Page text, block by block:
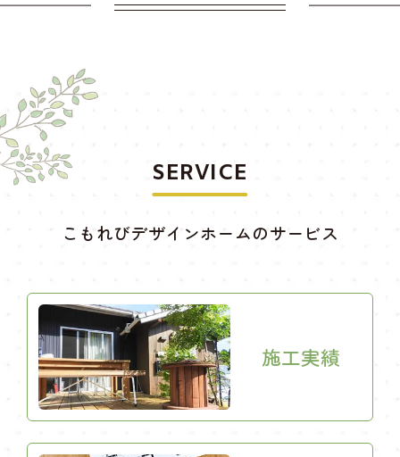
SERVICE
こもれびデザインホームのサービス
施工実績